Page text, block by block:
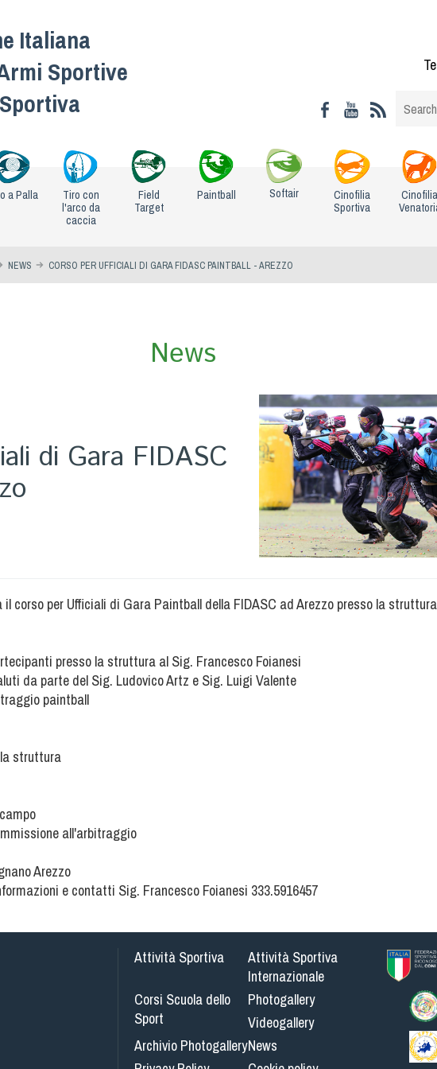
Italiana
Sportive
a Palla
Tiro con
l'arco da
caccia
Field
Target
Paintball Softair
Cinofilia
Sportiva
Cinofilia
NEWS CORSO PER UFFICIALI DI GARA FIDASC PAINTBALL - AREZZO
News
di Gara FIDASC
corso per Ufficiali di Gara Paintball della FIDASC ad Arezzo presso la
presso la struttura al Sig. Francesco Foianesi
da parte del Sig. Ludovico Artz e Sig. Luigi Valente
paintball
struttura
all'arbitraggio
Arezzo
e contatti Sig. Francesco Foianesi 333.5916457
Attività Sportiva
Attività Sportiva
Internazionale
Corsi Scuola dello
Sport
Photogallery
Videogallery
Archivio PhotogalleryNews